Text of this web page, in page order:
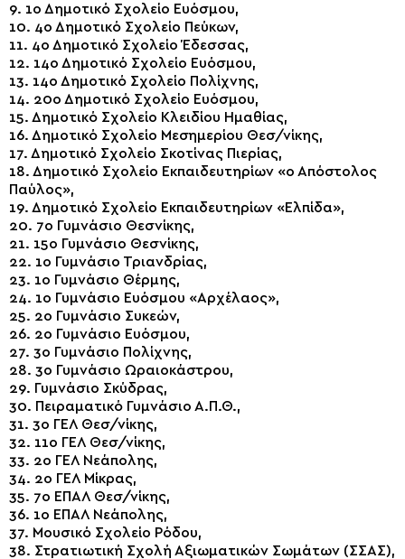
9. 1ο Δημοτικό Σχολείο Ευόσμου,
10. 4ο Δημοτικό Σχολείο Πεύκων,
11. 4ο Δημοτικό Σχολείο Έδεσσας,
12. 14ο Δημοτικό Σχολείο Ευόσμου,
13. 14ο Δημοτικό Σχολείο Πολίχνης,
14. 20ο Δημοτικό Σχολείο Ευόσμου,
15. Δημοτικό Σχολείο Κλειδίου Ημαθίας,
16. Δημοτικό Σχολείο Μεσημερίου Θεσ/νίκης,
17. Δημοτικό Σχολείο Σκοτίνας Πιερίας,
18. Δημοτικό Σχολείο Εκπαιδευτηρίων «ο Απόστολος
Παύλος»,
19. Δημοτικό Σχολείο Εκπαιδευτηρίων «Ελπίδα»,
20. 7ο Γυμνάσιο Θεσνίκης,
21. 15ο Γυμνάσιο Θεσνίκης,
22. 1ο Γυμνάσιο Τριανδρίας,
23. 1ο Γυμνάσιο Θέρμης,
24. 1ο Γυμνάσιο Ευόσμου «Αρχέλαος»,
25. 2ο Γυμνάσιο Συκεών,
26. 2ο Γυμνάσιο Ευόσμου,
27. 3ο Γυμνάσιο Πολίχνης,
28. 3ο Γυμνάσιο Ωραιοκάστρου,
29. Γυμνάσιο Σκύδρας,
30. Πειραματικό Γυμνάσιο Α.Π.Θ.,
31. 3ο ΓΕΛ Θεσ/νίκης,
32. 11ο ΓΕΛ Θεσ/νίκης,
33. 2ο ΓΕΛ Νεάπολης,
34. 2ο ΓΕΛ Μίκρας,
35. 7ο ΕΠΑΛ Θεσ/νίκης,
36. 1ο ΕΠΑΛ Νεάπολης,
37. Μουσικό Σχολείο Ρόδου,
38. Στρατιωτική Σχολή Αξιωματικών Σωμάτων (ΣΣΑΣ),